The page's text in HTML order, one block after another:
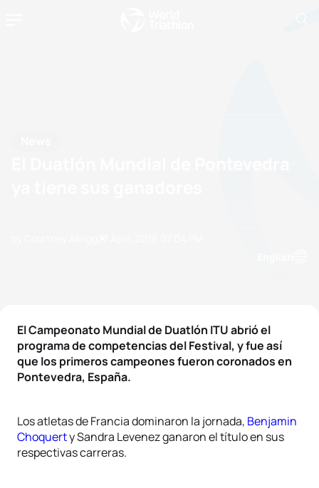
El Campeonato Mundial de Duatlón ITU abrió el
programa de competencias del Festival, y fue así
que los primeros campeones fueron coronados en
Pontevedra, España.
Los atletas de Francia dominaron la jornada, Benjamin
Choquerty Sandra Levenez ganaron el título en sus
respectivas carreras.